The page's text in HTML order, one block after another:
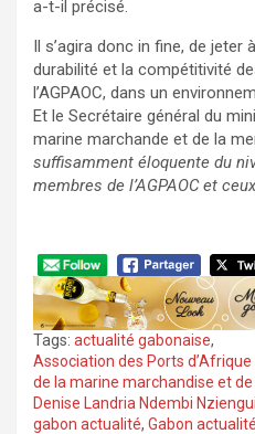
a-t-il précisé.
Il s’agira donc in fine, de jeter
durabilité et la compétitivité
l’AGPAOC, dans un
Et le Secrétaire général du
marine marchande et de la
suffisamment éloquente du
membres de l’AGPAOC et
Tags: actualité gabonaise,
Association des Ports d’Afrique
de la marine marchandise et
Denise Landria Ndembi Nziengui
gabon actualité, Gabon